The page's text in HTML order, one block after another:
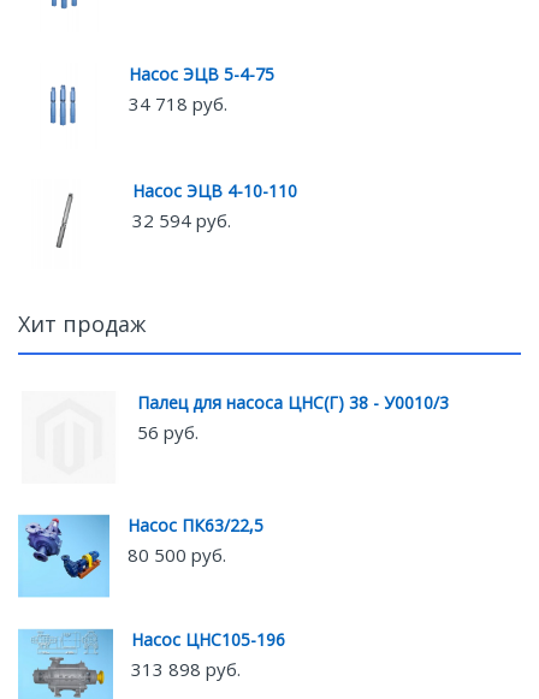
Насос ЭЦВ 5-4-75
34 718 руб.
Насос ЭЦВ 4-10-110
32 594 руб.
Хит продаж
Палец для насоса ЦНС(Г) 38 - У0010/3
56 руб.
Насос ПК63/22,5
80 500 руб.
Насос ЦНС105-196
313 898 руб.